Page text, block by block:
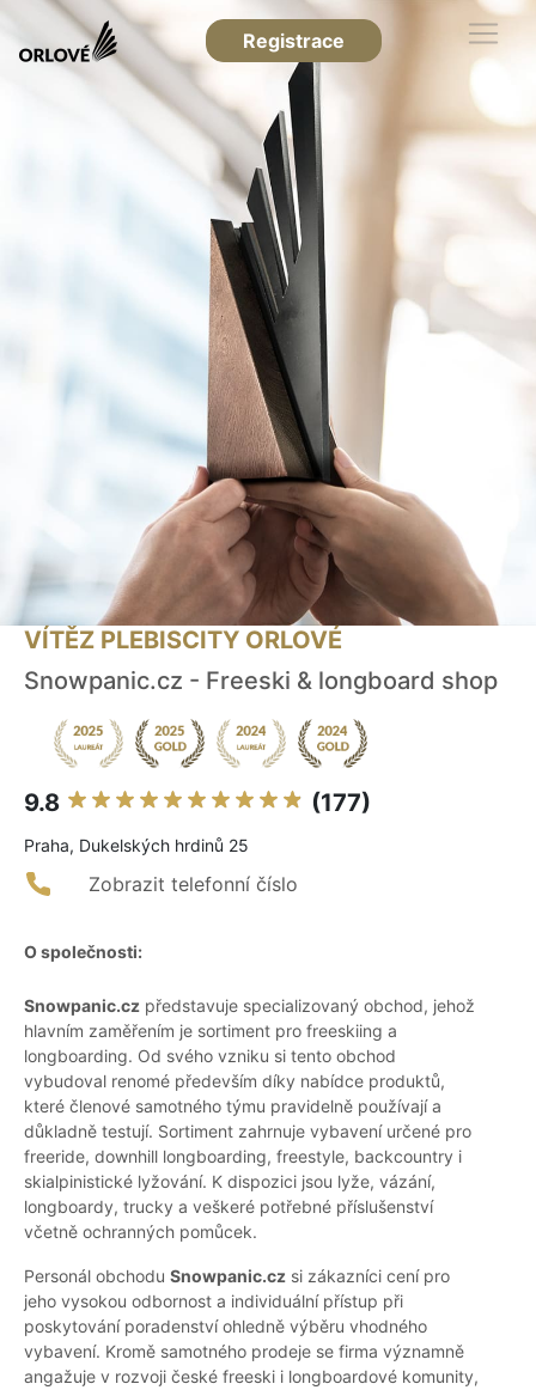
Registrace
VÍTĚZ PLEBISCITY ORLOVÉ
Snowpanic.cz - Freeski & longboard shop
9.8 (177)
Praha, Dukelských hrdinů 25
Zobrazit telefonní číslo
O společnosti:
Snowpanic.cz představuje specializovaný obchod, jehož
hlavním zaměřením je sortiment pro freeskiing a
longboarding. Od svého vzniku si tento obchod
vybudoval renomé především díky nabídce produktů,
které členové samotného týmu pravidelně používají a
důkladně testují. Sortiment zahrnuje vybavení určené pro
freeride, downhill longboarding, freestyle, backcountry i
skialpinistické lyžování. K dispozici jsou lyže, vázání,
longboardy, trucky a veškeré potřebné příslušenství
včetně ochranných pomůcek.
Personál obchodu Snowpanic.cz si zákazníci cení pro
jeho vysokou odbornost a individuální přístup při
poskytování poradenství ohledně výběru vhodného
vybavení. Kromě samotného prodeje se firma významně
angažuje v rozvoji české freeski i longboardové komunity,